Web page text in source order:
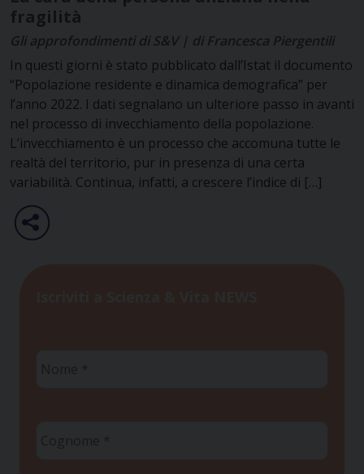
fragilità
Gli approfondimenti di S&V | di Francesca Piergentili
In questi giorni è stato pubblicato dall’Istat il documento
“Popolazione residente e dinamica demografica” per
l’anno 2022. I dati segnalano un ulteriore passo in avanti
nel processo di invecchiamento della popolazione.
L’invecchiamento è un processo che accomuna tutte le
realtà del territorio, pur in presenza di una certa
variabilità. Continua, infatti, a crescere l’indice di […]